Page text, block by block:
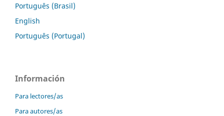
Português (Brasil)
English
Português (Portugal)
Información
Para lectores/as
Para autores/as